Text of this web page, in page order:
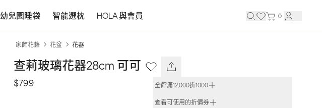
幼兒園睡袋 智能選枕 HOLA 與會員 0
家飾花藝 花盆 花器
查莉玻璃花器28cm 可可
$799 全館滿12,000折1000
查看可使用的折價券